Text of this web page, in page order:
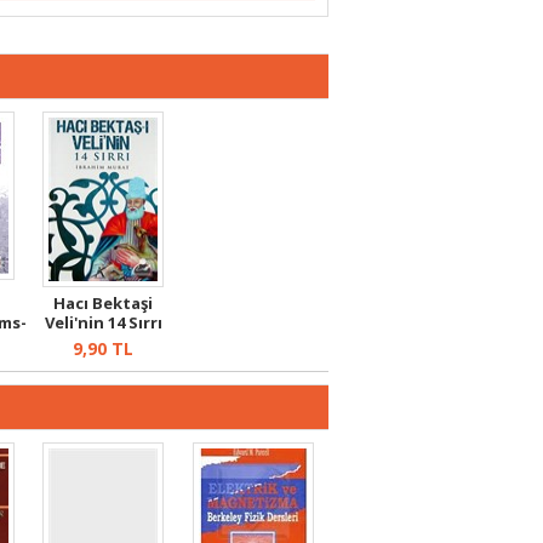
Hacı Bektaşi
Veli'nin 14 Sırrı
9,90 TL